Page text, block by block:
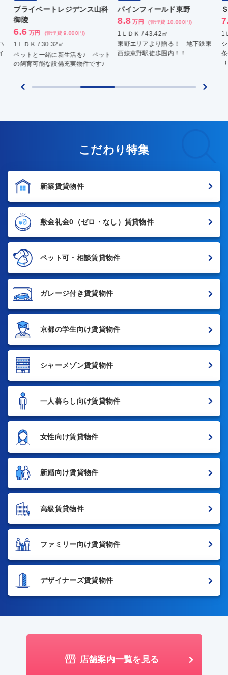
プライベートレジデンス山科
御陵
6.6 万円 (管理費 9,000円)
1ＬＤＫ / 30.32㎡
ペットと一緒に新生活を♪ ペット
の飼育可能な設備充実物件です♪
パインフィールド東野
8.8 万円 (管理費 10,000円)
1ＬＤＫ / 43.42㎡
東野エリアより贈る！ 地下鉄東
西線東野駅徒歩圏内！！
Ｓ
7.6
1
シ
条
（
こだわり特集
新築賃貸物件
敷金礼金0 （ゼロ・なし）賃貸物件
ペット可・相談賃貸物件
ガレージ付き賃貸物件
京都の学生向け賃貸物件
シャーメゾン賃貸物件
一人暮らし向け賃貸物件
女性向け賃貸物件
新婚向け賃貸物件
高級賃貸物件
ファミリー向け賃貸物件
デザイナーズ賃貸物件
店舗案内一覧を見る